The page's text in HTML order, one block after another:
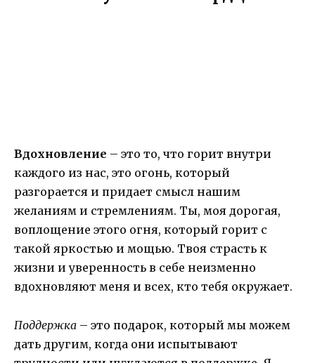
Вдохновление – это то, что горит внутри
каждого из нас, это огонь, который
разгорается и придает смысл нашим
желаниям и стремлениям. Ты, моя дорогая,
воплощение этого огня, который горит с
такой яркостью и мощью. Твоя страсть к
жизни и уверенность в себе неизменно
вдохновляют меня и всех, кто тебя окружает.
Поддержка – это подарок, который мы можем
дать другим, когда они испытывают